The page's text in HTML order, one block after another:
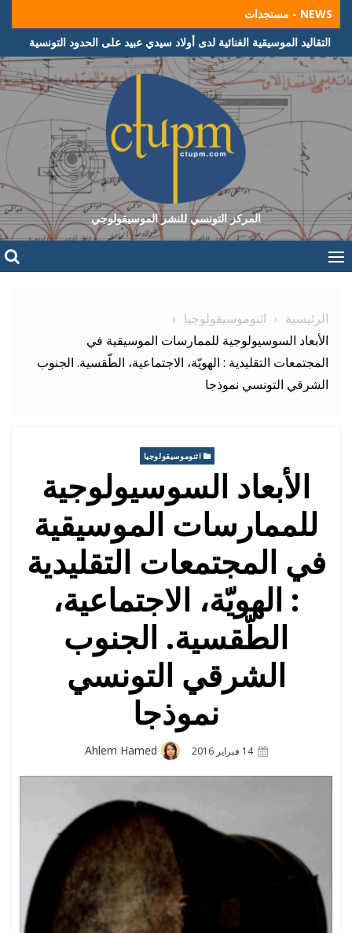
Skip
content
NEWS - مستجدات
التقاليد الموسيقية الغنائية لدى أولاد سيدي عبيد على الحدود التونسية الجزائرية
المركز التونسي للنشر الموسيقولوجي
الرئيسية
اثنوموسيقولوجيا
الأبعاد السوسيولوجية للممارسات الموسيقية في
المجتمعات التقليدية : الهويّة، الاجتماعية، الطّقسية. الجنوب
الشرقي التونسي نموذجا
اثنوموسيقولوجيا
الأبعاد السوسيولوجية
للممارسات الموسيقية
في المجتمعات التقليدية
: الهويّة، الاجتماعية،
الطّقسية. الجنوب
الشرقي التونسي
نموذجا
Posted
14 فبراير 2016 الكاتب
Ahlem Hamed